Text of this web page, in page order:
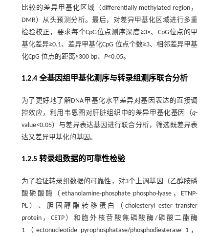
比较的差异甲基化区域（differentially methylated region，
DMR）从头预测分析。最后，对差异甲基化区域进行多重
检验校正，要求每个CpG位点测序深度≥3×、CpG位点的甲
基化差异≥0.1、差异甲基化CpG 位点个数≥3、相邻差异甲基
化CpG 位点的距离≤300 bp、 P<0.05。
1.2.4 全基因组甲基化测序与转录组测序联合分析
为了更好地了解DNA甲基化水平差异对基因表达的直接调
控效应，利用韦恩图对肝脏组织中的差异甲基化基因（q-
value<0.05）与差异表达基因进行联合分析，筛选既差异表
达又差异甲基化的基因。
1.2.5 转录组数据的可靠性检验
为了验证转录组数据的可靠性，对3个上调基因（乙醇胺磷
酸磷酸酶（ethanolamine-phosphate phospho-lyase，ETNP-
PL）、胆固醇酯转移蛋白（cholesteryl ester transfer
protein，CETP）和胞外核苷酸焦磷酸酶/磷酸二酯酶
1（ectonucleotide pyrophosphatase/phosphodiesterase 1，